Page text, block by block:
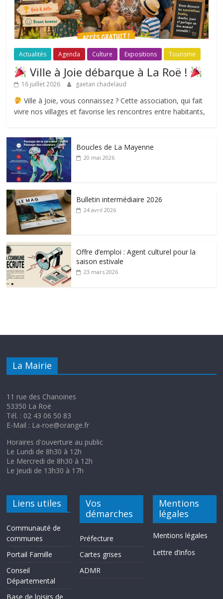
Actualités Agenda Culture Expositions Tourisme
Ville à Joie débarque à La Roë !
16 juillet 2026 gaetan chadelaud
Ville à Joie, vous connaissez ? Cette association, qui fait
vivre nos villages et favorise les rencontres entre habitants,
Boucles de La Mayenne
20 mai 2026
Bulletin intermédiaire 2026
24 avril 2026
Offre d’emploi : Agent culturel pour la
saison estivale
23 mars 2026
La Mairie
11 rue des Chanoines
53350 La Roë
Tél. : 02 43 06 50 83
E-Mail : La-roe@orange.fr
Horaires d'ouverture au public
Le Lundi de 8h30 à 12h
Le Mercredi de 8h30 à 12h
Le Jeudi de 13h30 à 17h
Liens utiles
Communauté de
communes
Portail Famille
Conseil
Départemental
Base de loisirs de
Vos
démarches
Préfecture
Cartes grises
ADMR
Mentions
légales
Mentions légales
Lettre d’infos